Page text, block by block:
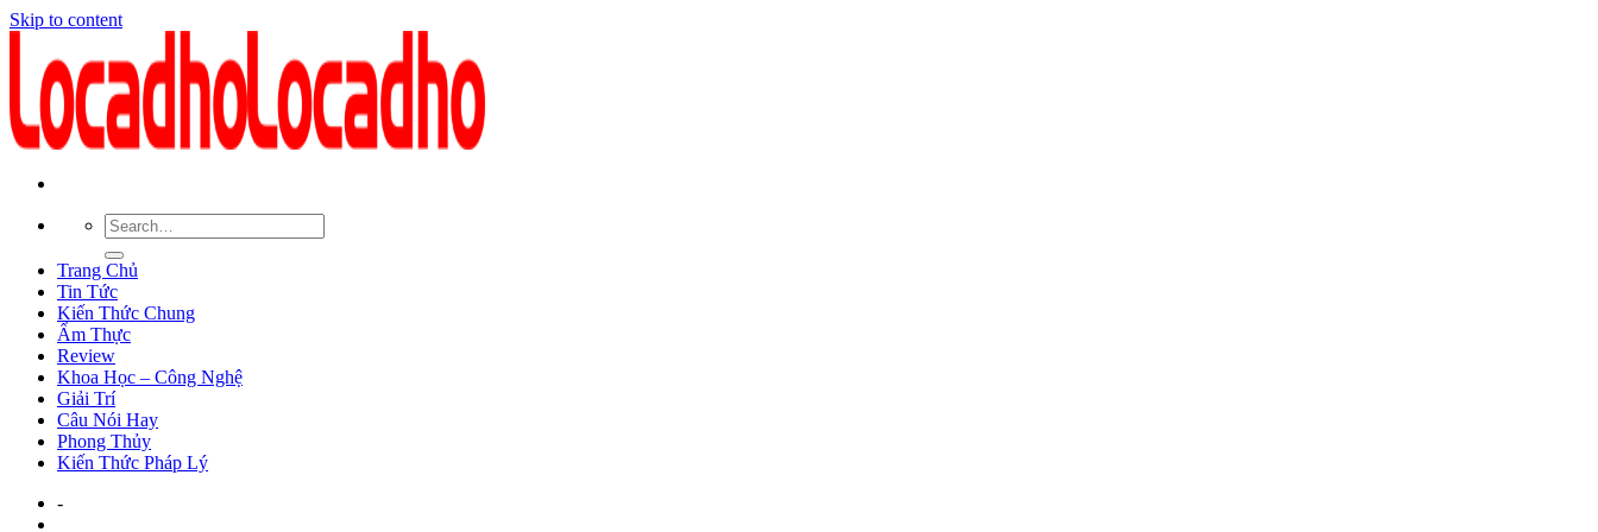
Skip to content
Trang Chủ
Tin Tức
Kiến Thức Chung
Ẩm Thực
Review
Khoa Học – Công Nghệ
Giải Trí
Câu Nói Hay
Phong Thủy
Kiến Thức Pháp Lý
-